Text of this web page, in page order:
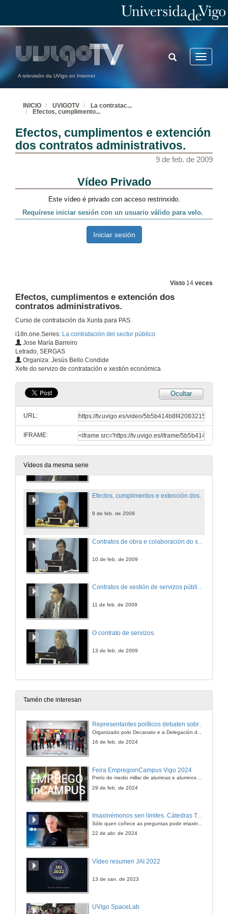
A televisión da UVigo en Internet
Toggle
TOGGLE
SEARCH
INICIO UVIGOTV La contratac...
Efectos, cumplimento...
Efectos, cumplimentos e extención
dos contratos administrativos.
9 de feb. de 2009
Visto 14 veces
Efectos, cumplimentos e extención dos
contratos administrativos.
Curso de contratación da Xunta para PAS.
i18n.one.Series: La contratación del sector público
Jose María Barreiro
Letrado, SERGAS
Organiza: Jesús Bello Condide
Xefe do servizo de contratación e xestión económica
Ocultar
URL:
IFRAME:
Vídeos da mesma serie
2 de feb. de 2009
Contratación do sector público
4 de feb. de 2009
Efectos, cumplimentos e extención dos contratos administrativos.
9 de feb. de 2009
10 de feb. de 2009
Contratos de xestión de servizos públicos e suministracións.
11 de feb. de 2009
O contrato de servizos.
13 de feb. de 2009
Tamén che interesan
Representantes políticos debaten sobre educación e xuventude no campus de Pontevedra
16 de feb. de 2024
Feira EmpregoinCampus Vigo 2024
Preto de medio millar de alumnas e alumnos buscan coñecer máis de preto as oportunidades que lles achegan as arredor de medio cento de empresas que participan na edición viguesa da feira. Xunto coa visita aos stands, durante a feria desenvólvense varias actividades complementarias, como obradoiros, conversas, mesas redondas ou o pasaporte de empregabilidade, un espazo no que poderán recibir asesoramento sobre o seu CV.
29 de feb. de 2024
Imaxinémonos sen límites. Cátedras Telefónica
22 de abr. de 2024
Vídeo resumen JAI 2022
13 de xan. de 2023
UVigo SpaceLab